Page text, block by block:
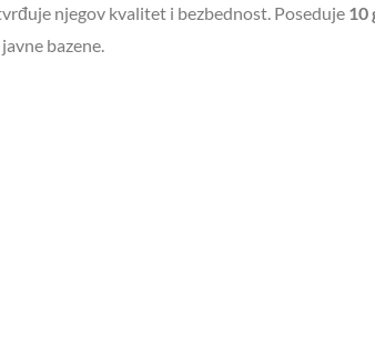
njegov kvalitet i bezbednost. Poseduje 10
bazene.